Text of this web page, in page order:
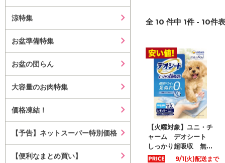
涼特集
お盆準備特集
お盆の団らん
大容量のお肉特集
価格凍結！
【予告】ネットスーパー特別価格
【便利なまとめ買い】
全 10 件中 1件 - 10件
【火曜対象】ユニ・チ
ャーム デオシート
しっかり超吸収 無...
9/1(火)配送まで